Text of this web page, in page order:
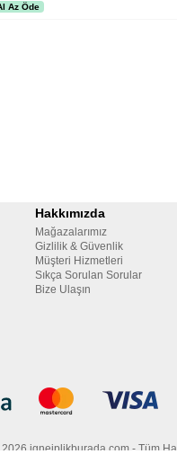
Az Öde
Hakkımızda
Mağazalarımız
Gizlilik & Güvenlik
Müşteri Hizmetleri
Sıkça Sorulan Sorular
Bize Ulaşın
igneiplikburada.com - Tüm